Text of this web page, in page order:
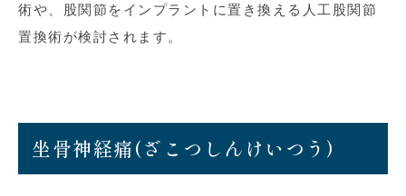
術や、股関節をインプラントに置き換える人工股関節
置換術が検討されます。
坐骨神経痛(ざこつしんけいつう)